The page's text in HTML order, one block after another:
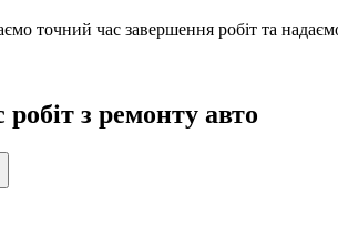
точний час завершення робіт та
з ремонту авто